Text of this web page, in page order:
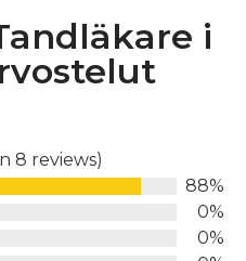
i
8 reviews)
88%
0%
0%